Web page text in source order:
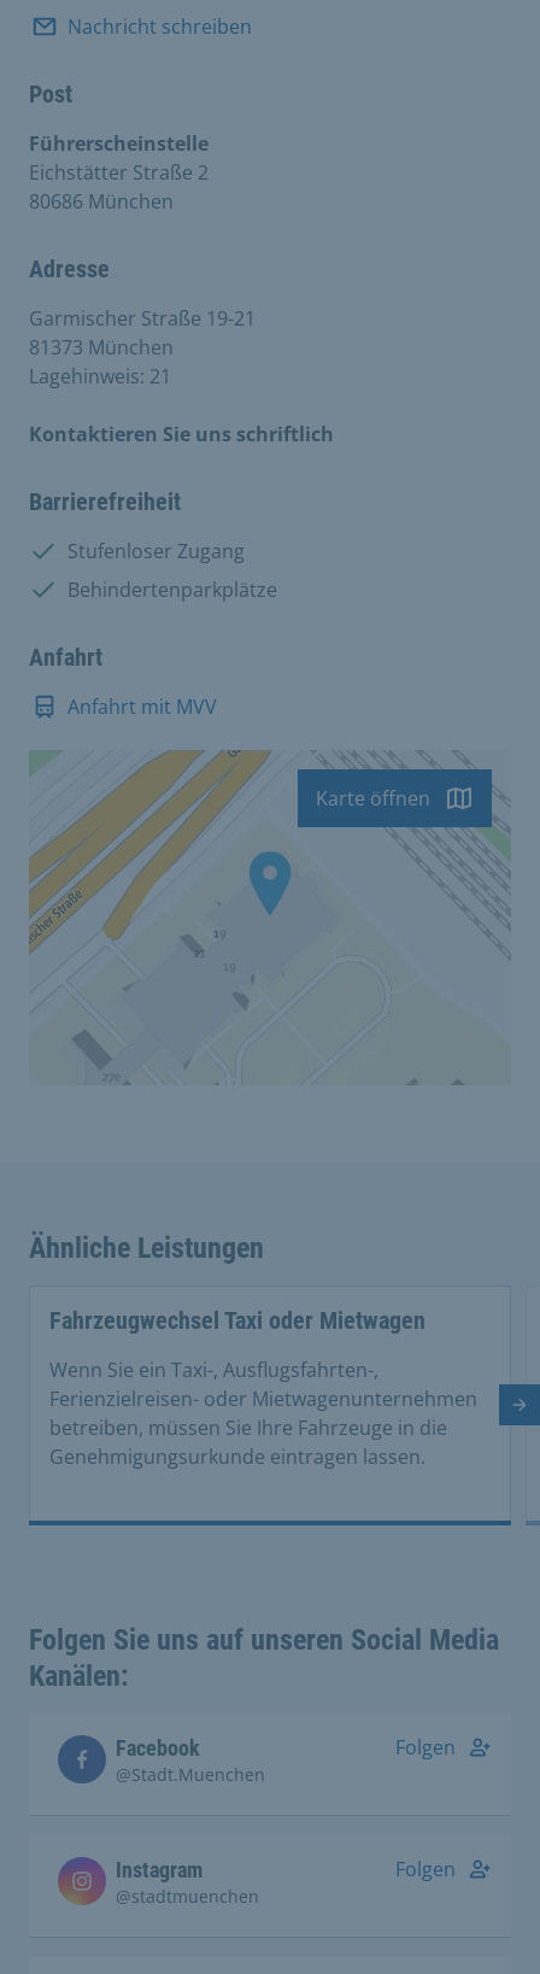
Nachricht schreiben
Post
Führerscheinstelle
Eichstätter Straße 2
80686 München
Adresse
Garmischer Straße 19-21
81373 München
Lagehinweis: 21
Kontaktieren Sie uns schriftlich
Barrierefreiheit
Vorhanden:
Stufenloser Zugang
Vorhanden:
Behindertenparkplätze
Anfahrt
Anfahrt mit MVV
Karte öffnen
Ähnliche Leistungen
Fahrzeugwechsel Taxi oder Mietwagen
Wenn Sie ein Taxi-, Ausflugsfahrten-,
Ferienzielreisen- oder Mietwagenunternehmen
betreiben, müssen Sie Ihre Fahrzeuge in die
Genehmigungsurkunde eintragen lassen.
Folgen Sie uns auf unseren Social Media
Kanälen:
Facebook
@Stadt.Muenchen
Folgen
Instagram
@stadtmuenchen
Folgen